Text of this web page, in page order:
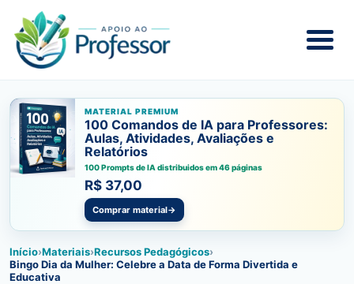
MATERIAL PREMIUM
100 Comandos de IA para Professores:
Aulas, Atividades, Avaliações e
Relatórios
100 Prompts de IA distribuidos em 46 páginas
R$ 37,00
Comprar material→
Início›Materiais›Recursos Pedagógicos›
Bingo Dia da Mulher: Celebre a Data de Forma Divertida e
Educativa